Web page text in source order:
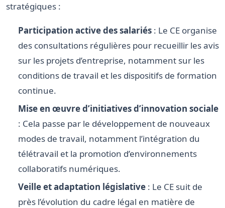
stratégiques :
Participation active des salariés : Le CE organise
des consultations régulières pour recueillir les avis
sur les projets d’entreprise, notamment sur les
conditions de travail et les dispositifs de formation
continue.
Mise en œuvre d’initiatives d’innovation sociale
: Cela passe par le développement de nouveaux
modes de travail, notamment l’intégration du
télétravail et la promotion d’environnements
collaboratifs numériques.
Veille et adaptation législative : Le CE suit de
près l’évolution du cadre légal en matière de